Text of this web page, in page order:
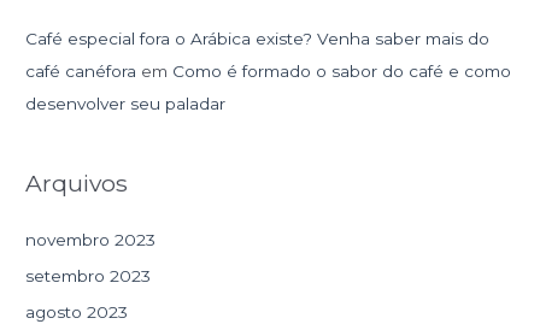
Café especial fora o Arábica existe? Venha saber mais do
café canéfora em Como é formado o sabor do café e como
desenvolver seu paladar
Arquivos
novembro 2023
setembro 2023
agosto 2023